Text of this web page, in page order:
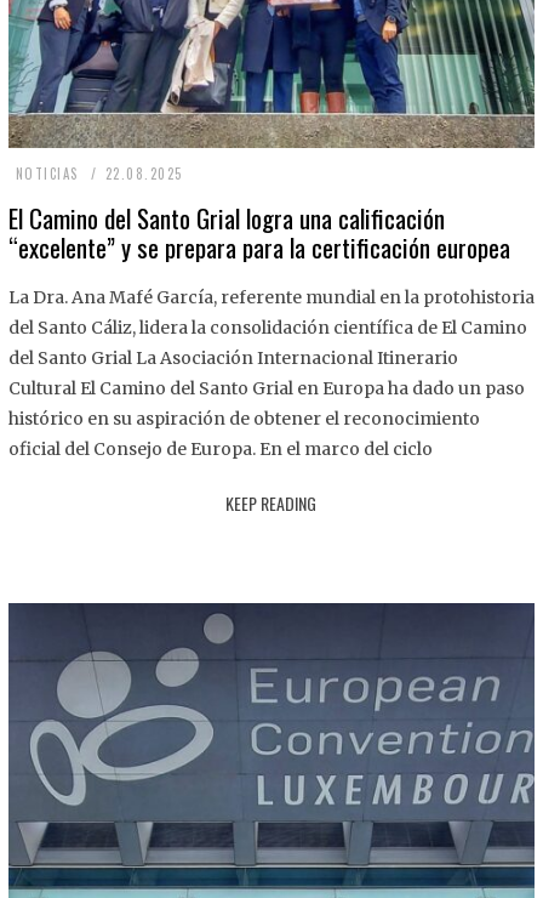
NOTICIAS 22.08.2025
.
8
2
2
El Camino del Santo Grial logra una calificación
“excelente” y se prepara para la certificación europea
La Dra. Ana Mafé García, referente mundial en la protohistoria
del Santo Cáliz, lidera la consolidación científica de El Camino
del Santo Grial La Asociación Internacional Itinerario
Cultural El Camino del Santo Grial en Europa ha dado un paso
histórico en su aspiración de obtener el reconocimiento
oficial del Consejo de Europa. En el marco del ciclo
KEEP READING